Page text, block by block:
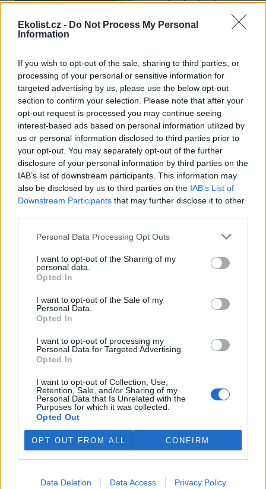
Ekolist.cz - Do Not Process My Personal
Information
If you wish to opt-out of the sale, sharing to third parties, or
processing of your personal or sensitive information for
targeted advertising by us, please use the below opt-out
section to confirm your selection. Please note that after your
opt-out request is processed you may continue seeing
interest-based ads based on personal information utilized by
us or personal information disclosed to third parties prior to
your opt-out. You may separately opt-out of the further
disclosure of your personal information by third parties on the
IAB’s list of downstream participants. This information may
also be disclosed by us to third parties on the IAB’s List of
Downstream Participants that may further disclose it to other
Personal Data Processing Opt Outs
I want to opt-out of the Sharing of my
personal data.
Opted In
I want to opt-out of the Sale of my
Personal Data.
Opted In
I want to opt-out of processing my
Personal Data for Targeted Advertising.
Opted In
I want to opt-out of Collection, Use,
Retention, Sale, and/or Sharing of my
Personal Data that Is Unrelated with the
Purposes for which it was collected.
Opted Out
OPT OUT FROM ALL CONFIRM
Data Deletion Data Access Privacy Policy
se to týká přibližně 1,1 milionu lidí, tedy zhruba 40 % osob žijících v
nájmu. K řešení krize dostupnosti bydlení je kromě nové výstavby
nutné systematicky využívat také renovace stávajících budov. Ty
centrech obcí, a zároveň snižovat jeho dlouhodobé provozní
náklady. Desetina českých domácností totiž vydává na bydlení více
než 40 % svých příjmů.
Greenpeace: Podpora moratoria na hlubokomořskou
těžbu vzrostla na 46 států. ČR mezi nimi zatím chybí
4.8.2026
Diskuse: 3
Přes víkend skončilo 31. Valné
shromáždění Mezinárodního
úřadu pro mořské dno (ISA),
kde měla své zastoupení i
Česká republika. Zasedání
skončilo zklamáním, protože se vládám členských států nepodařilo
nebudou tolerovány.
Luboš Pavlovič: Veřejnost může do poloviny srpna
připomínkovat plavební kanál u Přelouče
3.8.2026
Diskuse: 16
července 2026 zahájení
zjišťovacího řízení pro záměr
do Pardubic. Veřejnost může své vyjádření k vlivům této stavby na
životní prostředí poslat ministerstvu do 13. srpna 2026.
Kilian Kaminski: Evropa slibuje právo na opravu.
Budou ale opravy skutečně levnější?
1.8.2026
Diskuse: 41
novou evropskou směrnici o